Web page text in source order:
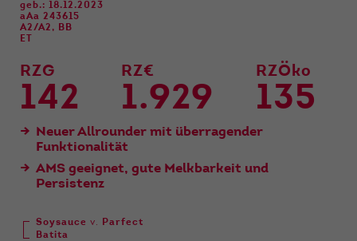
geb.: 18.12.2023
aAa 243615
A2/A2, BB
ET
RZG
142
RZ€
1.929
RZÖko
135
Neuer Allrounder mit überragender
Funktionalität
AMS geeignet, gute Melkbarkeit und
Persistenz
Soysauce v.
Parfect
Batita
Anbieter
Zweck Cookie Einstellungen speichern
Externe Inhalte
Wir verwenden auf unserer Website externe
anzubieten.